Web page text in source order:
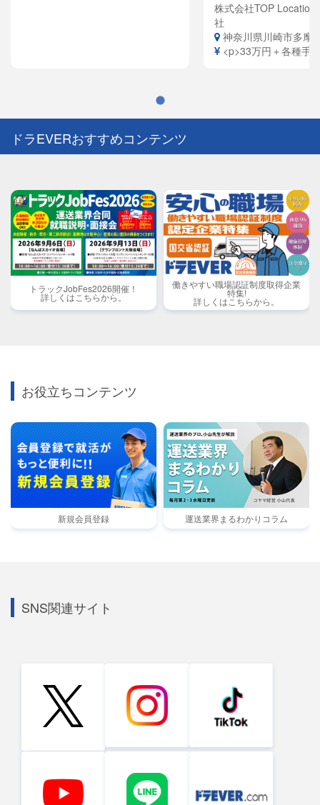
株式会社TOP Location
社
神奈川県川崎市多摩
<p>33万円＋各種手
ドラEVERおすすめコンテンツ
トラックJobFes2026開催！
詳しくはこちらから。
働きやすい職場認証制度取得企業
特集!
詳しくはこちらから。
お役立ちコンテンツ
新規会員登録 運送業界まるわかりコラム
SNS関連サイト